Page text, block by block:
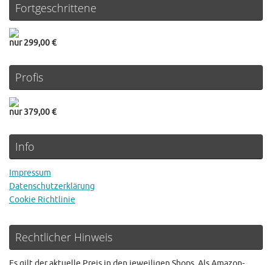
Fortgeschrittene
nur 299,00 €
Profis
nur 379,00 €
Info
Impressum
Datenschutzerklärung
Cookie Richtlinie
Rechtlicher Hinweis